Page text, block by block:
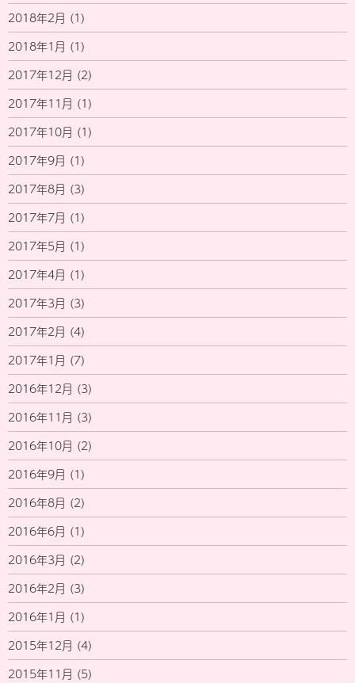
2018年2月 (1)
2018年1月 (1)
2017年12月 (2)
2017年11月 (1)
2017年10月 (1)
2017年9月 (1)
2017年8月 (3)
2017年7月 (1)
2017年5月 (1)
2017年4月 (1)
2017年3月 (3)
2017年2月 (4)
2017年1月 (7)
2016年12月 (3)
2016年11月 (3)
2016年10月 (2)
2016年9月 (1)
2016年8月 (2)
2016年6月 (1)
2016年3月 (2)
2016年2月 (3)
2016年1月 (1)
2015年12月 (4)
2015年11月 (5)